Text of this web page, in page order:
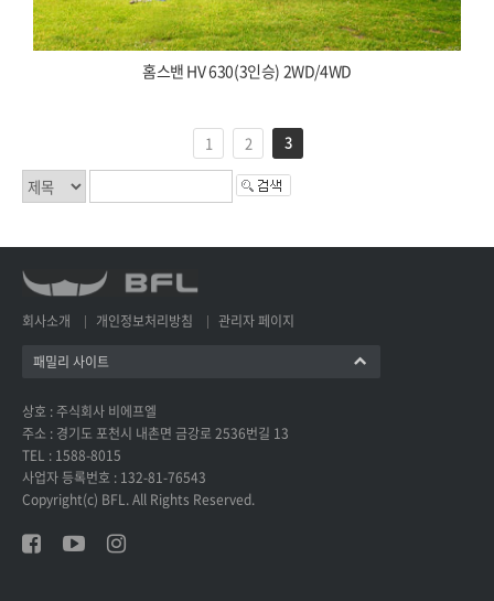
홈스밴 HV 630(3인승) 2WD/4WD
1 2 3
회사소개 개인정보처리방침 관리자 페이지
패밀리 사이트
상호 : 주식회사 비에프엘
주소 : 경기도 포천시 내촌면 금강로 2536번길 13
TEL : 1588-8015
사업자 등록번호 : 132-81-76543
Copyright(c) BFL. All Rights Reserved.